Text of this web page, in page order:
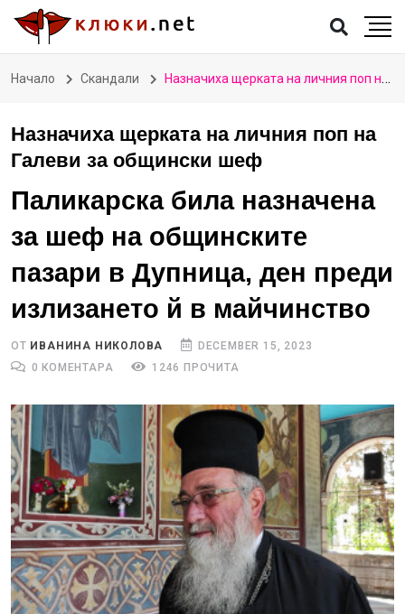
Начало Скандали Назначиха щерката на личния поп на Галеви за общински шеф
Назначиха щерката на личния поп на
Галеви за общински шеф
Паликарска била назначена
за шеф на общинските
пазари в Дупница, ден преди
излизането й в майчинство
ОТ ИВАНИНА НИКОЛОВА
DECEMBER 15, 2023
0 КОМЕНТАРА
1246 ПРОЧИТА